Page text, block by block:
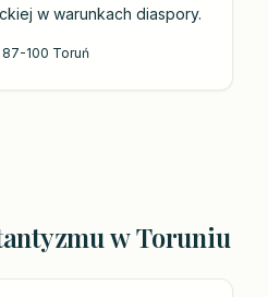
w warunkach diaspory.
87-100 Toruń
w Toruniu